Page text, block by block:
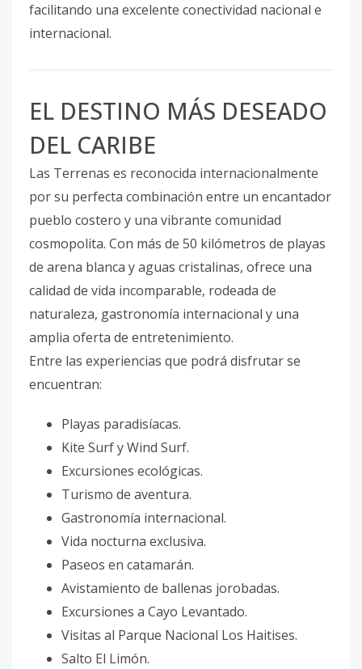
facilitando una excelente conectividad nacional e
internacional.
EL DESTINO MÁS DESEADO
DEL CARIBE
Las Terrenas es reconocida internacionalmente
por su perfecta combinación entre un encantador
pueblo costero y una vibrante comunidad
cosmopolita. Con más de 50 kilómetros de playas
de arena blanca y aguas cristalinas, ofrece una
calidad de vida incomparable, rodeada de
naturaleza, gastronomía internacional y una
amplia oferta de entretenimiento.
Entre las experiencias que podrá disfrutar se
encuentran:
Playas paradisíacas.
Kite Surf y Wind Surf.
Excursiones ecológicas.
Turismo de aventura.
Gastronomía internacional.
Vida nocturna exclusiva.
Paseos en catamarán.
Avistamiento de ballenas jorobadas.
Excursiones a Cayo Levantado.
Visitas al Parque Nacional Los Haitises.
Salto El Limón.